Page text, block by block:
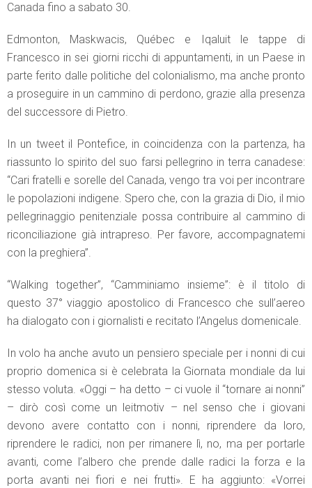
Canada fino a sabato 30.
Edmonton, Maskwacis, Québec e Iqaluit le tappe di
Francesco in sei giorni ricchi di appuntamenti, in un Paese in
parte ferito dalle politiche del colonialismo, ma anche pronto
a proseguire in un cammino di perdono, grazie alla presenza
del successore di Pietro.
In un tweet il Pontefice, in coincidenza con la partenza, ha
riassunto lo spirito del suo farsi pellegrino in terra canadese:
“Cari fratelli e sorelle del Canada, vengo tra voi per incontrare
le popolazioni indigene. Spero che, con la grazia di Dio, il mio
pellegrinaggio penitenziale possa contribuire al cammino di
riconciliazione già intrapreso. Per favore, accompagnatemi
con la preghiera”.
“Walking together”, “Camminiamo insieme”: è il titolo di
questo 37° viaggio apostolico di Francesco che sull’aereo
ha dialogato con i giornalisti e recitato l’Angelus domenicale.
In volo ha anche avuto un pensiero speciale per i nonni di cui
proprio domenica si è celebrata la Giornata mondiale da lui
stesso voluta. «Oggi – ha detto – ci vuole il “tornare ai nonni”
– dirò così come un leitmotiv – nel senso che i giovani
devono avere contatto con i nonni, riprendere da loro,
riprendere le radici, non per rimanere lì, no, ma per portarle
avanti, come l’albero che prende dalle radici la forza e la
porta avanti nei fiori e nei frutti». E ha aggiunto: «Vorrei